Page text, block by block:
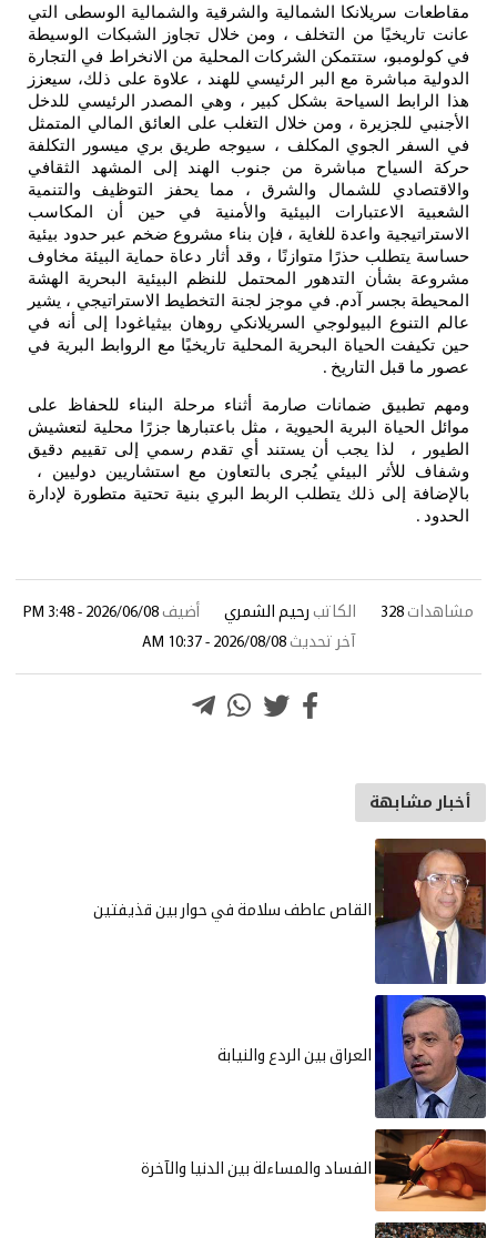
مقاطعات سريلانكا الشمالية والشرقية والشمالية الوسطى التي
عانت تاريخيًا من التخلف ، ومن خلال تجاوز الشبكات الوسيطة
في كولومبو، ستتمكن الشركات المحلية من الانخراط في التجارة
الدولية مباشرة مع البر الرئيسي للهند ، علاوة على ذلك، سيعزز
هذا الرابط السياحة بشكل كبير ، وهي المصدر الرئيسي للدخل
الأجنبي للجزيرة ، ومن خلال التغلب على العائق المالي المتمثل
في السفر الجوي المكلف ، سيوجه طريق بري ميسور التكلفة
حركة السياح مباشرة من جنوب الهند إلى المشهد الثقافي
والاقتصادي للشمال والشرق ، مما يحفز التوظيف والتنمية
الشعبية الاعتبارات البيئية والأمنية في حين أن المكاسب
الاستراتيجية واعدة للغاية ، فإن بناء مشروع ضخم عبر حدود بيئية
حساسة يتطلب حذرًا متوازنًا ، وقد أثار دعاة حماية البيئة مخاوف
مشروعة بشأن التدهور المحتمل للنظم البيئية البحرية الهشة
المحيطة بجسر آدم. في موجز لجنة التخطيط الاستراتيجي ، يشير
عالم التنوع البيولوجي السريلانكي روهان بيثياغودا إلى أنه في
حين تكيفت الحياة البحرية المحلية تاريخيًا مع الروابط البرية في
عصور ما قبل التاريخ .
ومهم تطبيق ضمانات صارمة أثناء مرحلة البناء للحفاظ على
موائل الحياة البرية الحيوية ، مثل باعتبارها جزرًا محلية لتعشيش
الطيور ، لذا يجب أن يستند أي تقدم رسمي إلى تقييم دقيق
وشفاف للأثر البيئي يُجرى بالتعاون مع استشاريين دوليين ،
بالإضافة إلى ذلك يتطلب الربط البري بنية تحتية متطورة لإدارة
الحدود .
مشاهدات 328 الكاتب رحيم الشمري أضيف 2026/06/08 - 3:48 PM
آخر تحديث 2026/08/08 - 10:37 AM
أخبار مشابهة
القاص عاطف سلامة في حوار بين قذيفتين
العراق بين الردع والنيابة
الفساد والمساءلة بين الدنيا والآخرة